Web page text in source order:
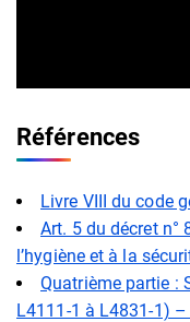
Références
Livre VIII du code
Art. 5 du décret n°
l’hygiène et à la
Quatrième partie :
L4111-1 à L4831-1)